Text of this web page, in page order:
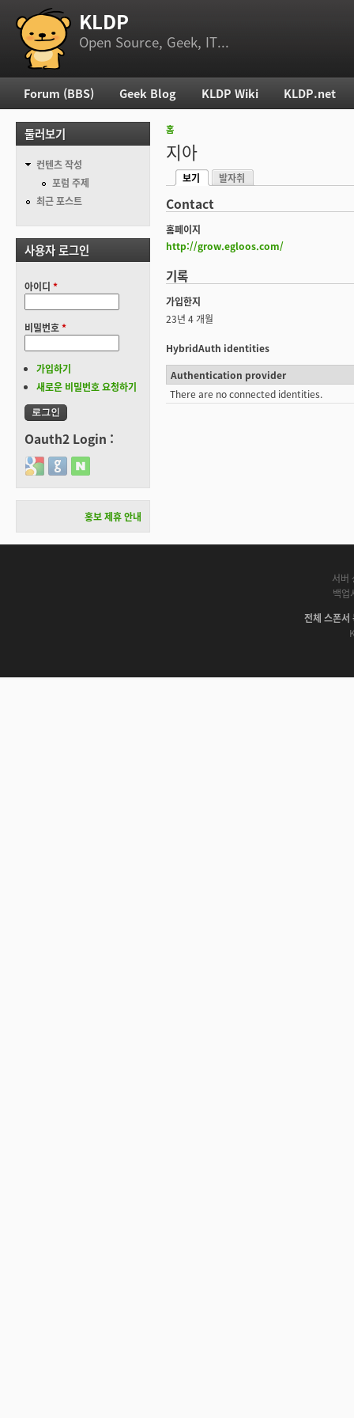
부 메뉴 KLDP
Open Source, Geek, IT...
현재 위치
홈
지아
기본탭
보기
발자취
Contact
홈페이지
http://grow.egloos.com/
기록
가입한지
23년 4 개월
HybridAuth identities
Authentication provider
There are no connected identities.
주 메뉴
Forum (BBS) Geek Blog KLDP Wiki KLDP.net
둘러보기
컨텐츠 작성
포럼 주제
최근 포스트
사용자 로그인
아이디 *
비밀번호*
가입하기
새로운 비밀번호 요청하기
Oauth2 Login :
Login with Google
Login with GitHub
Login with Naver
홍보 제휴 안내
서버
백업
전체 스폰서